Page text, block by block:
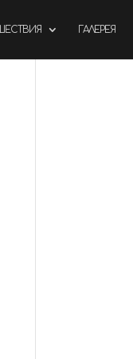
ГАЛЕРЕЯ